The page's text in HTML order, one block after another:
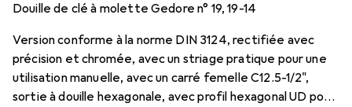
Douille de clé à molette Gedore n° 19, 19-14
Version conforme à la norme DIN 3124, rectifiée avec
précision et chromée, avec un striage pratique pour une
utilisation manuelle, avec un carré femelle C12.5-1/2",
sortie à douille hexagonale, avec profil hexagonal UD pour